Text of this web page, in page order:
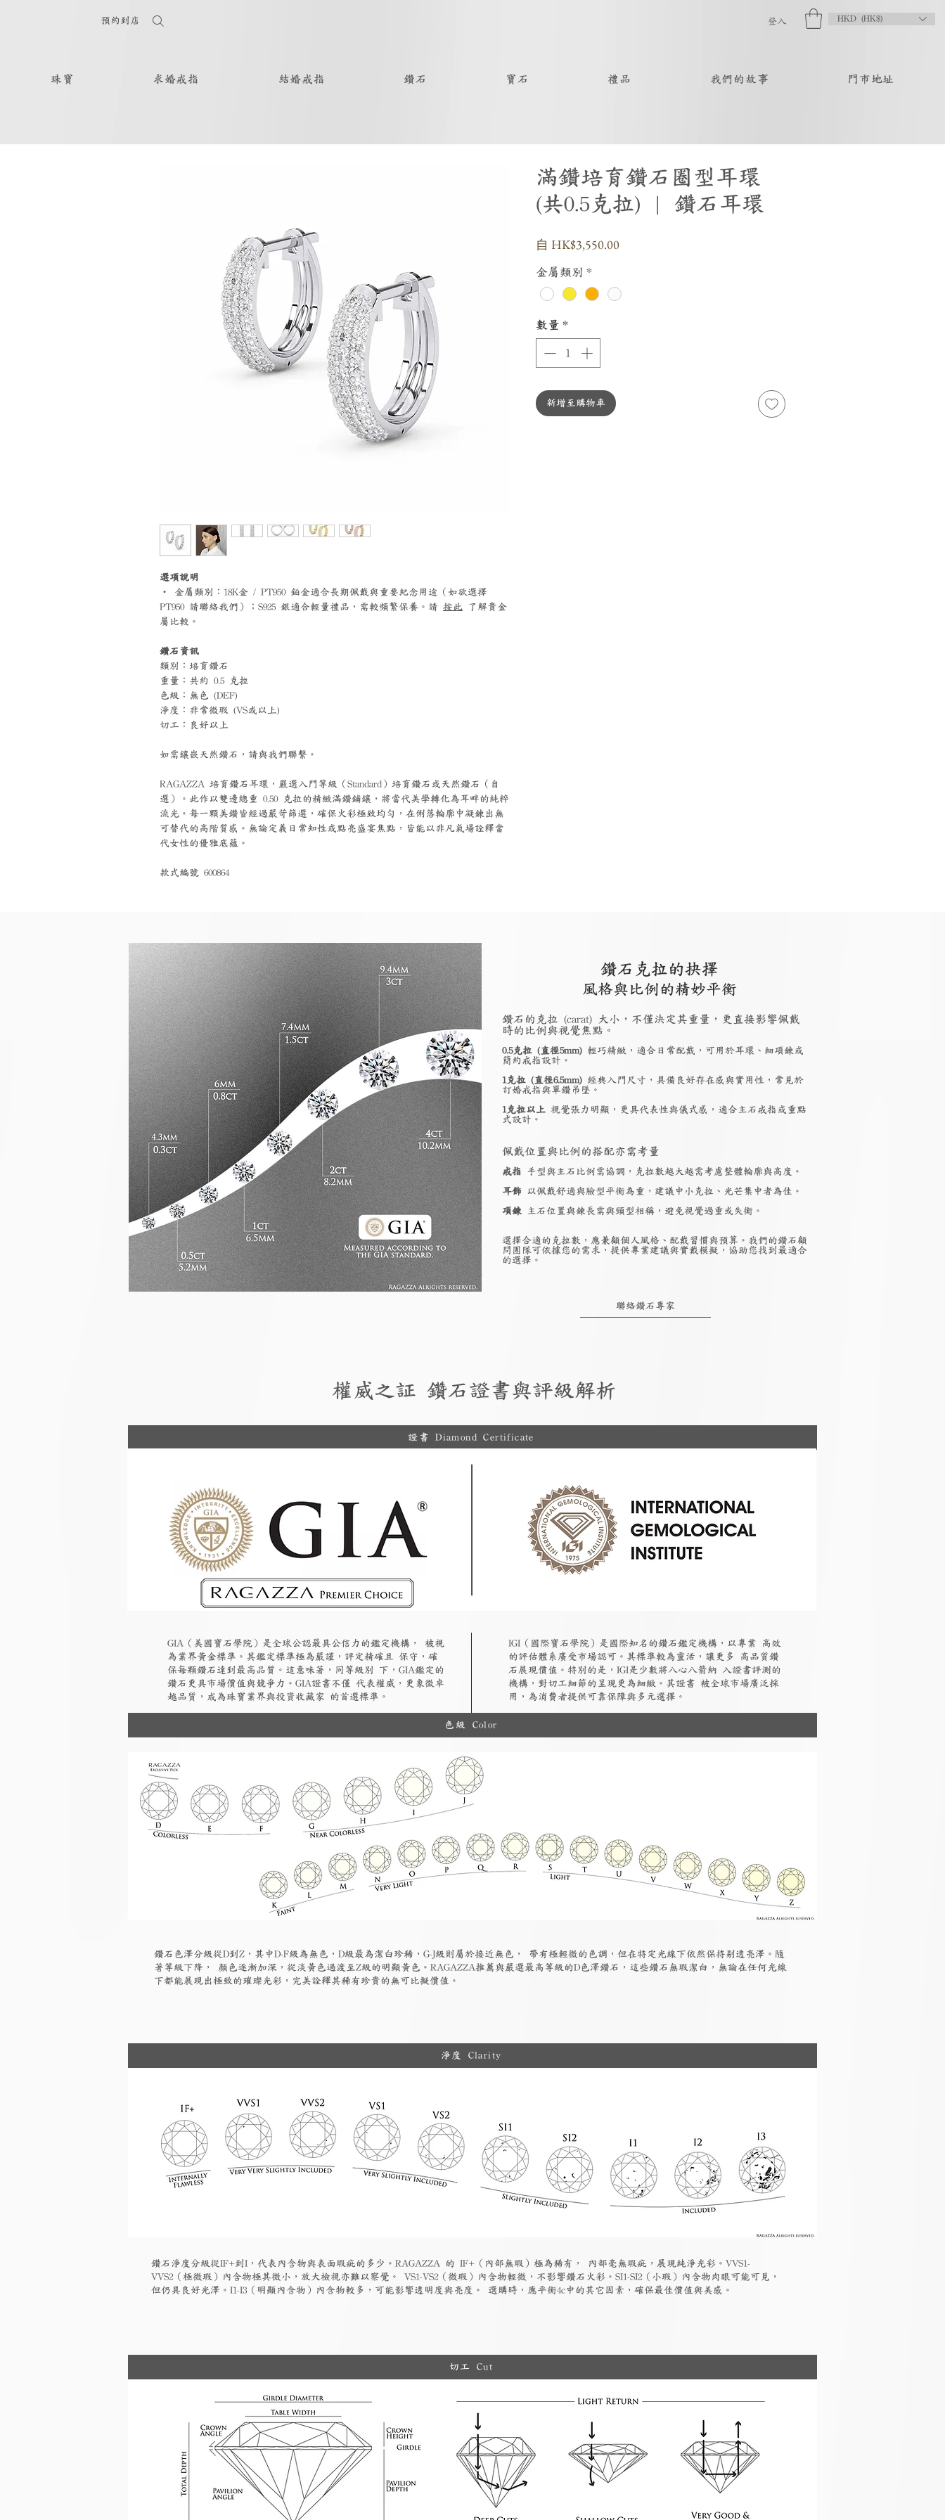
預約到店 登入 HKD (HK$)
珠寶 求婚戒指 結婚戒指 鑽石 寶石 禮品 我們的故事 門市地址
選項說明
‧ 金屬類別：18K金 / PT950 鉑金適合長期佩戴與重要紀念用途（如欲選擇
PT950 請聯絡我們）；S925 銀適合輕量禮品，需較頻繁保養。請 按此 了解貴金
屬比較。
鑽石資訊
類別：培育鑽石
重量：共約 0.5 克拉
色級：無色 (DEF)
淨度：非常微瑕 (VS或以上)
切工：良好以上
如需鑲嵌天然鑽石，請與我們聯繫。
RAGAZZA 培育鑽石耳環，嚴選入門等級（Standard）培育鑽石或天然鑽石（自
選）。此作以雙邊總重 0.50 克拉的精緻滿鑽鋪鑲，將當代美學轉化為耳畔的純粹
流光。每一顆美鑽皆經過嚴苛篩選，確保火彩極致均勻，在俐落輪廓中凝鍊出無
可替代的高階質感。無論定義日常知性或點亮盛宴焦點，皆能以非凡氣場詮釋當
代女性的優雅底蘊。
款式編號 600864
滿鑽培育鑽石圈型耳環
(共0.5克拉) | 鑽石耳環
自 HK$3,550.00促
格
金屬類別 *
數量 *
新增至購物車
鑽石克拉的抉擇
風格與比例的精妙平衡
鑽石的克拉 (carat) 大小，不僅決定其重量，更直接影響佩戴
時的比例與視覺焦點。
0.5克拉 (直徑5mm) 輕巧精緻，適合日常配戴，可用於耳環、細項鍊或
簡約戒指設計。
1克拉 (直徑6.5mm) 經典入門尺寸，具備良好存在感與實用性，常見於
訂婚戒指與單鑽吊墜。
1克拉以上 視覺張力明顯，更具代表性與儀式感，適合主石戒指或重點
式設計。
佩戴位置與比例的搭配亦需考量
戒指 手型與主石比例需協調，克拉數越大越需考慮整體輪廓與高度。
耳飾 以佩戴舒適與臉型平衡為重，建議中小克拉、光芒集中者為佳。
項鍊 主石位置與鍊長需與頸型相稱，避免視覺過重或失衡。
選擇合適的克拉數，應兼顧個人風格、配戴習慣與預算。我們的鑽石顧
問團隊可依據您的需求，提供專業建議與實戴模擬，協助您找到最適合
的選擇。
聯絡鑽石專家
權威之証 鑽石證書與評級解析
證書 Diamond Certificate
GIA（美國寶石學院）是全球公認最具公信力的鑑定機構， 被視
為業界黃金標準。其鑑定標準極為嚴謹，評定精確且 保守，確
保每顆鑽石達到最高品質。這意味著，同等級別 下，GIA鑑定的
鑽石更具市場價值與競爭力。GIA證書不僅 代表權威，更象徵卓
越品質，成為珠寶業界與投資收藏家 的首選標準。
​IGI（國際寶石學院）是國際知名的鑽石鑑定機構，以專業 高效
的評估體系廣受市場認可。其標準較為靈活，讓更多 高品質鑽
石展現價值。特別的是，IGI是少數將八心八箭納 入證書評測的
機構，對切工細節的呈現更為細緻。其證書 被全球市場廣泛採
用，為消費者提供可靠保障與多元選擇。
色級 Color
鑽石色澤分級從D到Z，其中D-F級為無色，D級最為潔白珍稀，G-J級則屬於接近無色， 帶有極輕微的色調，但在特定光線下依然保持剔透亮澤。隨
著等級下降， 顏色逐漸加深，從淡黃色過渡至Z級的明顯黃色。RAGAZZA推薦與嚴選最高等級的D色澤鑽石，這些鑽石無瑕潔白，無論在任何光線
下都能展現出極致的璀璨光彩，完美詮釋其稀有珍貴的無可比擬價值。
淨度 Clarity
鑽石淨度分級從IF+到I，代表內含物與表面瑕疵的多少。RAGAZZA 的 IF+（內部無瑕）極為稀有， 內部毫無瑕疵，展現純淨光彩。VVS1-
VVS2（極微瑕）內含物極其微小，放大檢視亦難以察覺。 VS1-VS2（微瑕）內含物輕微，不影響鑽石火彩。SI1-SI2（小瑕）內含物肉眼可能可見，
但仍具良好光澤。I1-I3（明顯內含物）內含物較多，可能影響透明度與亮度。 選購時，應平衡4c中的其它因素，確保最佳價值與美感。
切工 Cut